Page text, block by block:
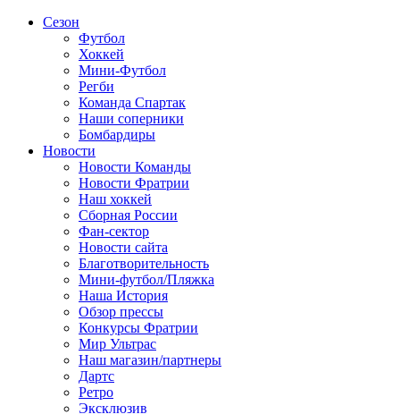
Сезон
Футбол
Хоккей
Мини-Футбол
Регби
Команда Спартак
Наши соперники
Бомбардиры
Новости
Новости Команды
Новости Фратрии
Наш хоккей
Сборная России
Фан-cектор
Новости сайта
Благотворительность
Мини-футбол/Пляжка
Наша История
Обзор прессы
Конкурсы Фратрии
Мир Ультрас
Наш магазин/партнеры
Дартс
Ретро
Эксклюзив